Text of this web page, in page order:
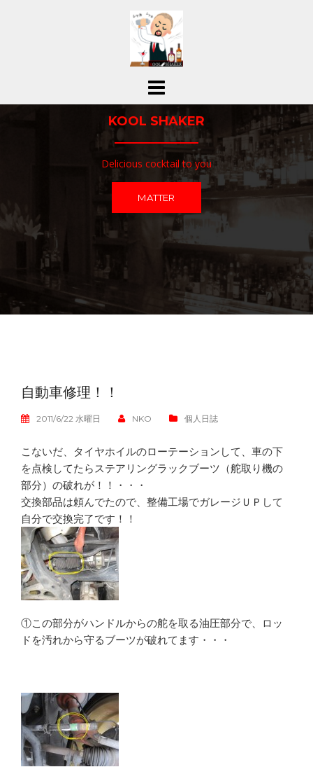
ス
KOOL SHAKER
Delicious cocktail to you
MATTER
自動車修理！！
2011/6/22 水曜日 NKO 個人日誌
こないだ、タイヤホイルのローテーションして、車の下
を点検してたらステアリングラックブーツ（舵取り機の
部分）の破れが！！・・・
交換部品は頼んでたので、整備工場でガレージＵＰして
自分で交換完了です！！
①この部分がハンドルからの舵を取る油圧部分で、ロッ
ドを汚れから守るブーツが破れてます・・・